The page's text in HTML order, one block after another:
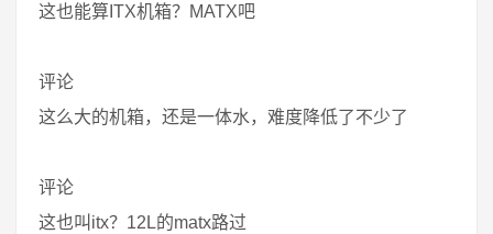
这也能算ITX机箱？MATX吧
评论
这么大的机箱，还是一体水，难度降低了不少了
评论
这也叫itx？12L的matx路过